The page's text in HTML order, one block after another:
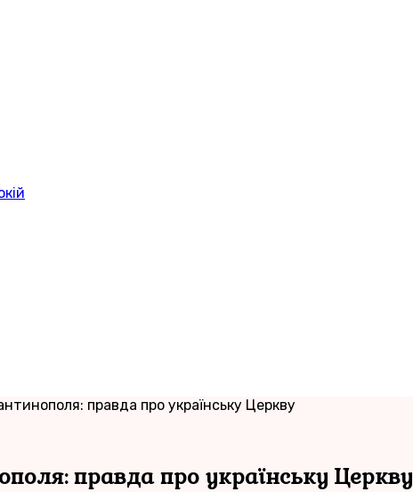
правда про українську Церкву
правда про українську Церкву